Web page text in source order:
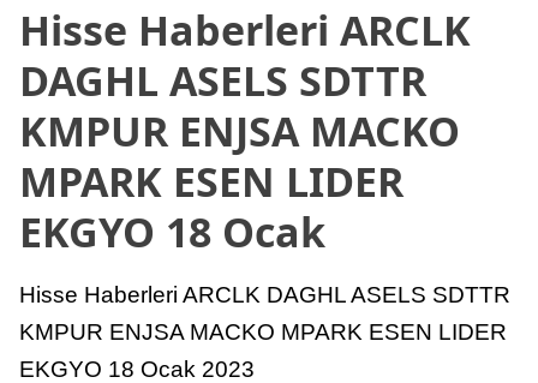
Hisse Haberleri ARCLK
DAGHL ASELS SDTTR
KMPUR ENJSA MACKO
MPARK ESEN LIDER
EKGYO 18 Ocak
Hisse Haberleri ARCLK DAGHL ASELS SDTTR
KMPUR ENJSA MACKO MPARK ESEN LIDER
EKGYO 18 Ocak 2023